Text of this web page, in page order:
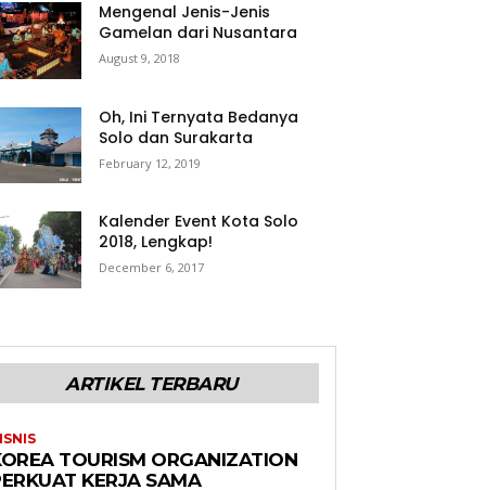
Mengenal Jenis-Jenis
Gamelan dari Nusantara
August 9, 2018
Oh, Ini Ternyata Bedanya
Solo dan Surakarta
February 12, 2019
Kalender Event Kota Solo
2018, Lengkap!
December 6, 2017
ARTIKEL TERBARU
TOURISM ORGANIZATION
KERJA SAMA